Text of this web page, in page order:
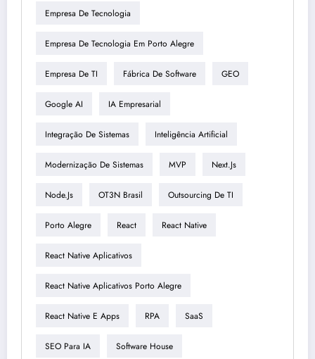
Empresa De Tecnologia
Empresa De Tecnologia Em Porto Alegre
Empresa De TI Fábrica De Software GEO
Google AI IA Empresarial
Integração De Sistemas Inteligência Artificial
Modernização De Sistemas MVP Next.js
Node.js OT3N Brasil Outsourcing De TI
Porto Alegre React React Native
React Native Aplicativos
React Native Aplicativos Porto Alegre
React Native E Apps RPA SaaS
SEO Para IA Software House